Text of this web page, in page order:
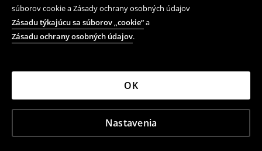
súborov cookie a Zásady ochrany osobných údajov
Zásadu týkajúcu sa súborov „cookie“a
Zásadu ochrany osobných údajov.
Nastavenia
OK